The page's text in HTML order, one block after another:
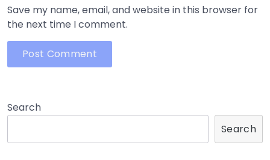
Save my name, email, and website in this browser for
the next time I comment.
Search
Search